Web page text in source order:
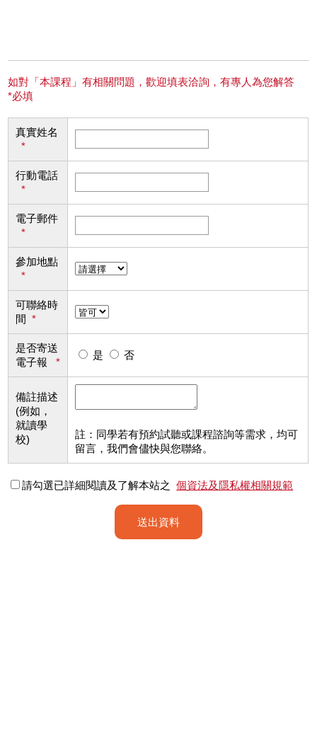
如對「本課程」有相關問題，歡迎填表洽詢，有專人為您解答
*必填
真實姓名
*
行動電話
*
電子郵件
*
參加地點
*
可聯絡時
間 *
是否寄送
電子報
*
是 否
備註描述
(例如，
就讀學
校)
註：同學若有預約試聽或課程諮詢等需求，均可
留言，我們會儘快與您聯絡。
請勾選已詳細閱讀及了解本站之 個資法及隱私權相關規範
送出資料